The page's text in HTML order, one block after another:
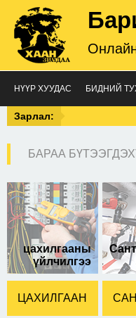
НҮҮР ХУУДАС БИДНИЙ
Зарлал:
БАРАА
цахилгааны
үйлчилгээ
ЦАХИЛГААН